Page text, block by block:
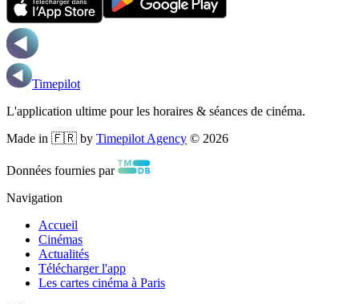
Timepilot
L'application ultime pour les horaires & séances de cinéma.
Made in 🇫🇷 by Timepilot Agency © 2026
Données fournies par
Navigation
Accueil
Cinémas
Actualités
Télécharger l'app
Les cartes cinéma à Paris